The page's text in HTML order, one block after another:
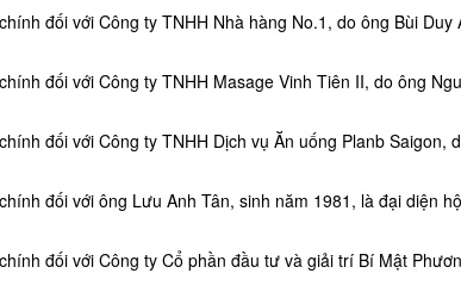
đối với Công ty TNHH Nhà hàng No.1, do ông Bùi Duy
đối với Công ty TNHH Masage Vinh Tiên II, do ông
đối với Công ty TNHH Dịch vụ Ăn uống Planb Saigon,
đối với ông Lưu Anh Tân, sinh năm 1981, là đại diện
đối với Công ty Cổ phần đầu tư và giải trí Bí Mật